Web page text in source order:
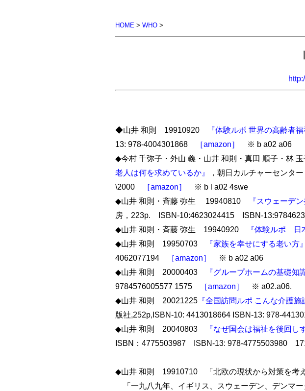
HOME> WHO>
◆山井 和則 19910920 『体験ルポ 世界の高齢者福
13: 978-4004301868
［amazon］
※ b a02 a06
◆今村 千弥子・外山 義・山井 和則・真田 順子・林
老人は何を求めているか』
，朝日カルチャーセン
\2000
［amazon］
※ b l a02 4swe
◆山井 和則・斉藤 弥生 19940810
『スウェーデ
房，223p. ISBN-10:4623024415 ISBN-
◆山井 和則・斉藤 弥生 19940920
『体験ルポ 日
◆山井 和則 19950703
『家族を幸せにする老い方』
4062077194
［amazon］
※ b a02 a06
◆山井 和則 20000403
『グループホームの基礎知
9784576005577 1575
［amazon］
※ a02.a06.
◆山井 和則 20021225『全国訪問ルポ こんな介護施
版社,252p,ISBN-10: 4413018664 ISBN-13: 978-
◆山井 和則 20040803
『なぜ国会は福祉を後回
ISBN：4775503987 ISBN-13: 978-4775503980
◆山井 和則 19910710 「北欧の現状から対策を考
「一九八九年、イギリス、スウェーデン、デンマ